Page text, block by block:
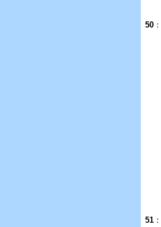
50 ：
51 ：